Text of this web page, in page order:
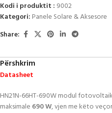
Kodi i produktit : 9002
Kategori: Panele Solare & Aksesore
Share:
Përshkrim
Datasheet
HN21N-66HT-690W modul fotovoltaik
maksimale 690 W, vjen me këto